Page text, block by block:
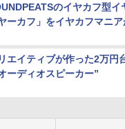
のイヤカフ型イ
ーカフ」をイヤカフマニア
エイティブが作った2万円
ーディオスピーカー”